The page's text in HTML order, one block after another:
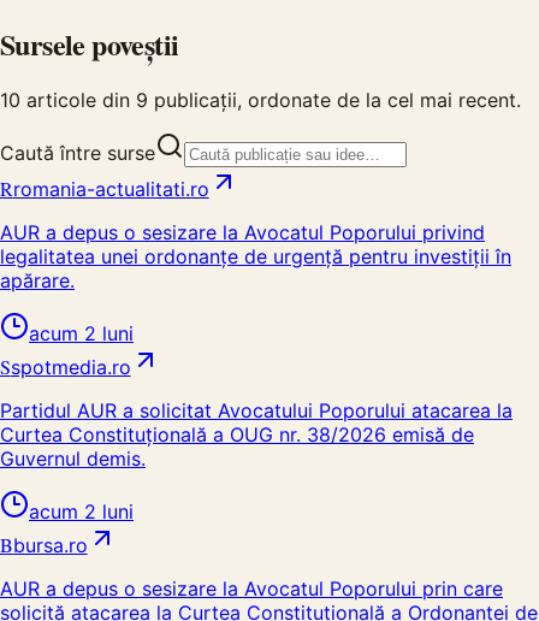
Sursele poveștii
10 articole din 9 publicații, ordonate de la cel mai recent.
Caută între surse
Rromania-actualitati.ro
AUR a depus o sesizare la Avocatul Poporului privind
legalitatea unei ordonanțe de urgență pentru investiții în
apărare.
acum 2 luni
Sspotmedia.ro
Partidul AUR a solicitat Avocatului Poporului atacarea la
Curtea Constituțională a OUG nr. 38/2026 emisă de
Guvernul demis.
acum 2 luni
Bbursa.ro
AUR a depus o sesizare la Avocatul Poporului prin care
solicită atacarea la Curtea Constituțională a Ordonanței de